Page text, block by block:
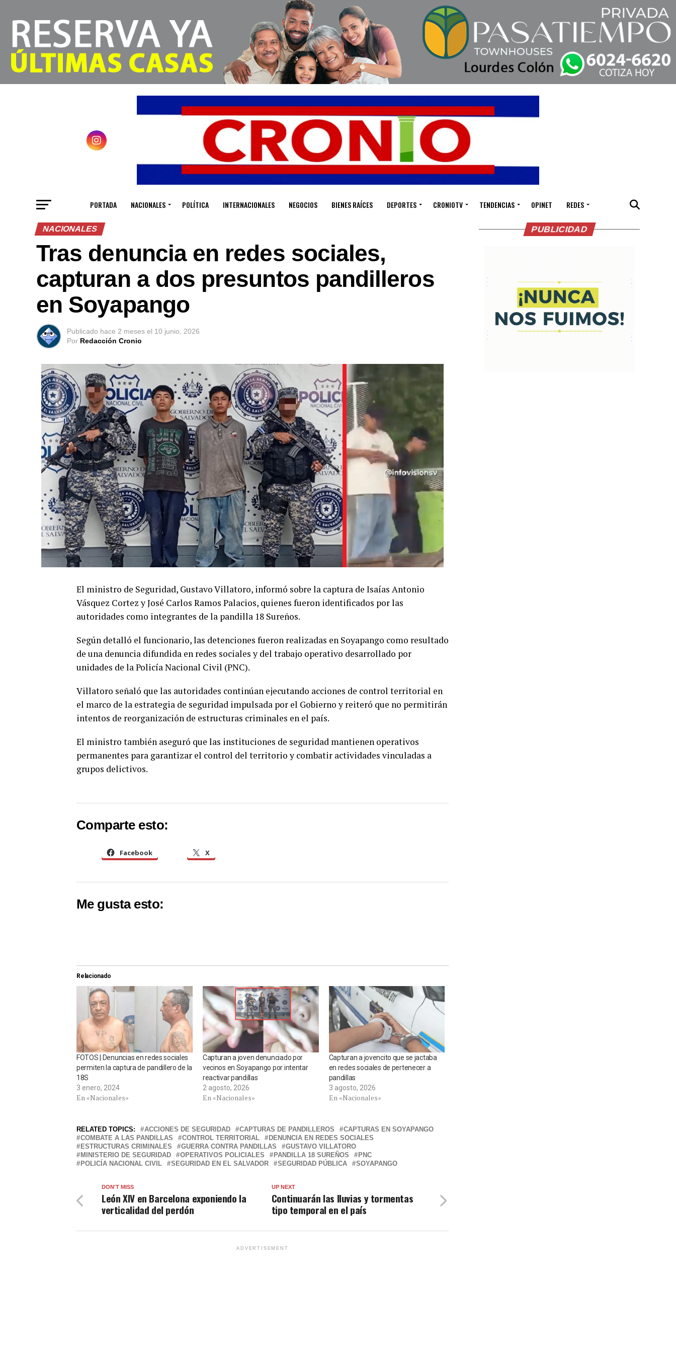
PORTADA NACIONALES POLÍTICA INTERNACIONALES NEGOCIOS BIENES RAÍCES DEPORTES CRONIOTV TENDENCIAS OPINET REDES
NACIONALES
Tras denuncia en redes sociales,
capturan a dos presuntos pandilleros
en Soyapango
Publicado hace 2 meses el 10 junio, 2026
Por Redacción Cronio
El ministro de Seguridad, Gustavo Villatoro, informó sobre la captura de Isaías Antonio
Vásquez Cortez y José Carlos Ramos Palacios, quienes fueron identificados por las
autoridades como integrantes de la pandilla 18 Sureños.
Según detalló el funcionario, las detenciones fueron realizadas en Soyapango como resultado
de una denuncia difundida en redes sociales y del trabajo operativo desarrollado por
unidades de la Policía Nacional Civil (PNC).
Villatoro señaló que las autoridades continúan ejecutando acciones de control territorial en
el marco de la estrategia de seguridad impulsada por el Gobierno y reiteró que no permitirán
intentos de reorganización de estructuras criminales en el país.
El ministro también aseguró que las instituciones de seguridad mantienen operativos
permanentes para garantizar el control del territorio y combatir actividades vinculadas a
grupos delictivos.
Comparte esto:
Facebook X
Me gusta esto:
Relacionado
FOTOS | Denuncias en redes sociales
permiten la captura de pandillero de la
18S
3 enero, 2024
En «Nacionales»
Capturan a joven denunciado por
vecinos en Soyapango por intentar
reactivar pandillas
2 agosto, 2026
En «Nacionales»
Capturan a jovencito que se jactaba
en redes sociales de pertenecer a
pandillas
3 agosto, 2026
En «Nacionales»
RELATED TOPICS: ACCIONES DE SEGURIDAD CAPTURAS DE PANDILLEROS
CAPTURAS EN SOYAPANGO
COMBATE A LAS PANDILLAS
CONTROL TERRITORIAL
DENUNCIA EN REDES SOCIALES
ESTRUCTURAS CRIMINALES
GUERRA CONTRA PANDILLAS
GUSTAVO VILLATORO
MINISTERIO DE SEGURIDAD
OPERATIVOS POLICIALES PANDILLA 18 SUREÑOS
PNC
POLICÍA NACIONAL CIVIL
SEGURIDAD EN EL SALVADOR SEGURIDAD PÚBLICA SOYAPANGO
UP NEXT
Continuarán las lluvias y tormentas
tipo temporal en el país
DON'T MISS
León XIV en Barcelona exponiendo la
verticalidad del perdón
ADVERTISEMENT
PUBLICIDAD